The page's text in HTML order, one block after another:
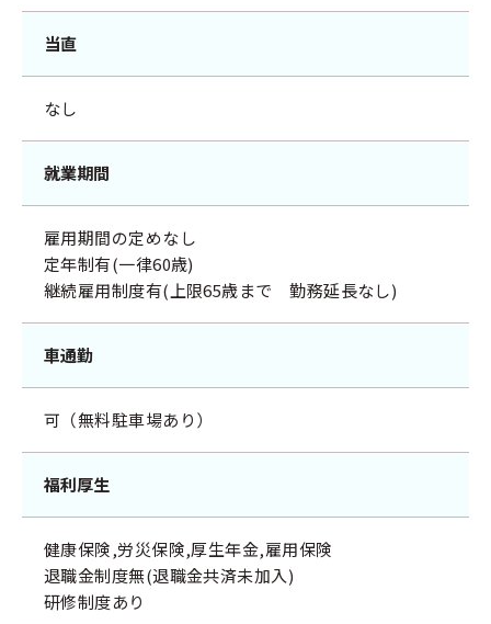
当直
なし
就業期間
雇用期間の定めなし
定年制有(一律60歳)
継続雇用制度有(上限65歳まで 勤務延長なし)
車通勤
可（無料駐車場あり）
福利厚生
健康保険,労災保険,厚生年金,雇用保険
退職金制度無(退職金共済未加入)
研修制度あり